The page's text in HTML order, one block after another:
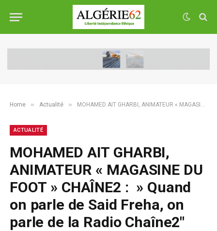
Home » Actualité » MOHAMED AIT GHARBI, ANIMATEUR « MAGASINE DU FOOT » CHAÎNE2 : » Quand on parle de Said Freha, on parle de la Radio Chaîne2″
ACTUALITÉ
MOHAMED AIT GHARBI,
ANIMATEUR « MAGASINE DU
FOOT » CHAÎNE2 : » Quand
on parle de Said Freha, on
parle de la Radio Chaîne2″